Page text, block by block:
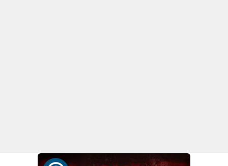
Venti di comunicazione